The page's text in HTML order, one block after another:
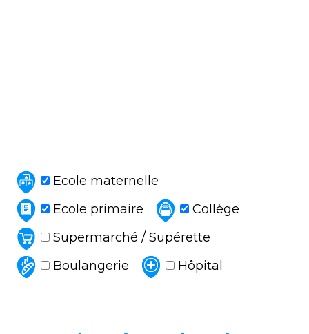
Ecole maternelle
Ecole primaire
Collège
Supermarché / Supérette
Boulangerie
Hôpital